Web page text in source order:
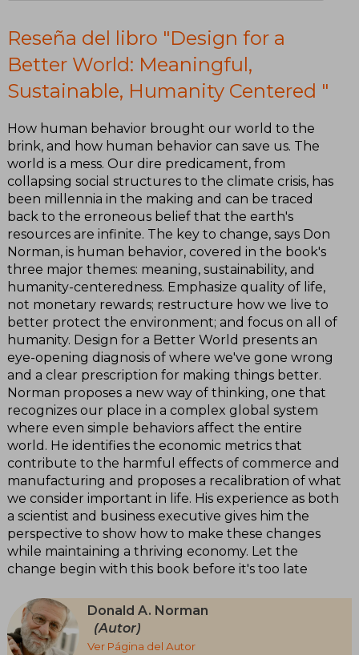
Reseña del libro "Design for a
Better World: Meaningful,
Sustainable, Humanity Centered "
How human behavior brought our world to the
brink, and how human behavior can save us. The
world is a mess. Our dire predicament, from
collapsing social structures to the climate crisis, has
been millennia in the making and can be traced
back to the erroneous belief that the earth's
resources are infinite. The key to change, says Don
Norman, is human behavior, covered in the book's
three major themes: meaning, sustainability, and
humanity-centeredness. Emphasize quality of life,
not monetary rewards; restructure how we live to
better protect the environment; and focus on all of
humanity. Design for a Better World presents an
eye-opening diagnosis of where we've gone wrong
and a clear prescription for making things better.
Norman proposes a new way of thinking, one that
recognizes our place in a complex global system
where even simple behaviors affect the entire
world. He identifies the economic metrics that
contribute to the harmful effects of commerce and
manufacturing and proposes a recalibration of what
we consider important in life. His experience as both
a scientist and business executive gives him the
perspective to show how to make these changes
while maintaining a thriving economy. Let the
change begin with this book before it's too late
Donald A. Norman
(Autor)
Ver Página del Autor